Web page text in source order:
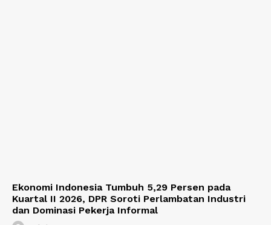
Ekonomi Indonesia Tumbuh 5,29 Persen pada
Kuartal II 2026, DPR Soroti Perlambatan Industri
dan Dominasi Pekerja Informal